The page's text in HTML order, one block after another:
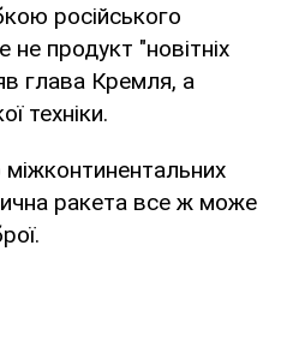
російського
продукт "новітніх
глава Кремля, а
техніки.
ракета все ж може